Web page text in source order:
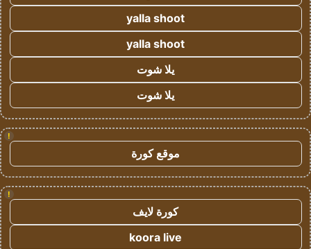
yalla shoot
yalla shoot
يلا شوت
يلا شوت
!
موقع كورة
!
كورة لايف
koora live